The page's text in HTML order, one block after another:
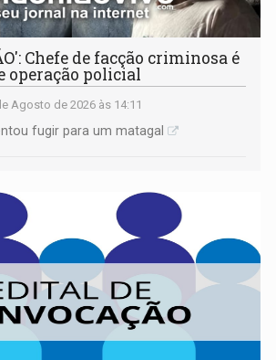
Chefe de facção criminosa é
operação policial
Agosto de 2026 às 14:11
fugir para um matagal